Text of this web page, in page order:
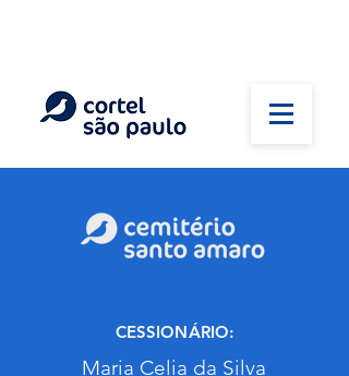
CESSIONÁRIO:
Maria Celia da Silva